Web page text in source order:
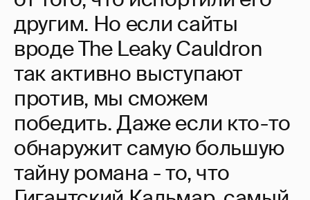
другим. Но если сайты
вроде The Leaky Cauldron
так активно выступают
против, мы сможем
победить. Даже если кто-то
обнаружит самую большую
тайну романа - то, что